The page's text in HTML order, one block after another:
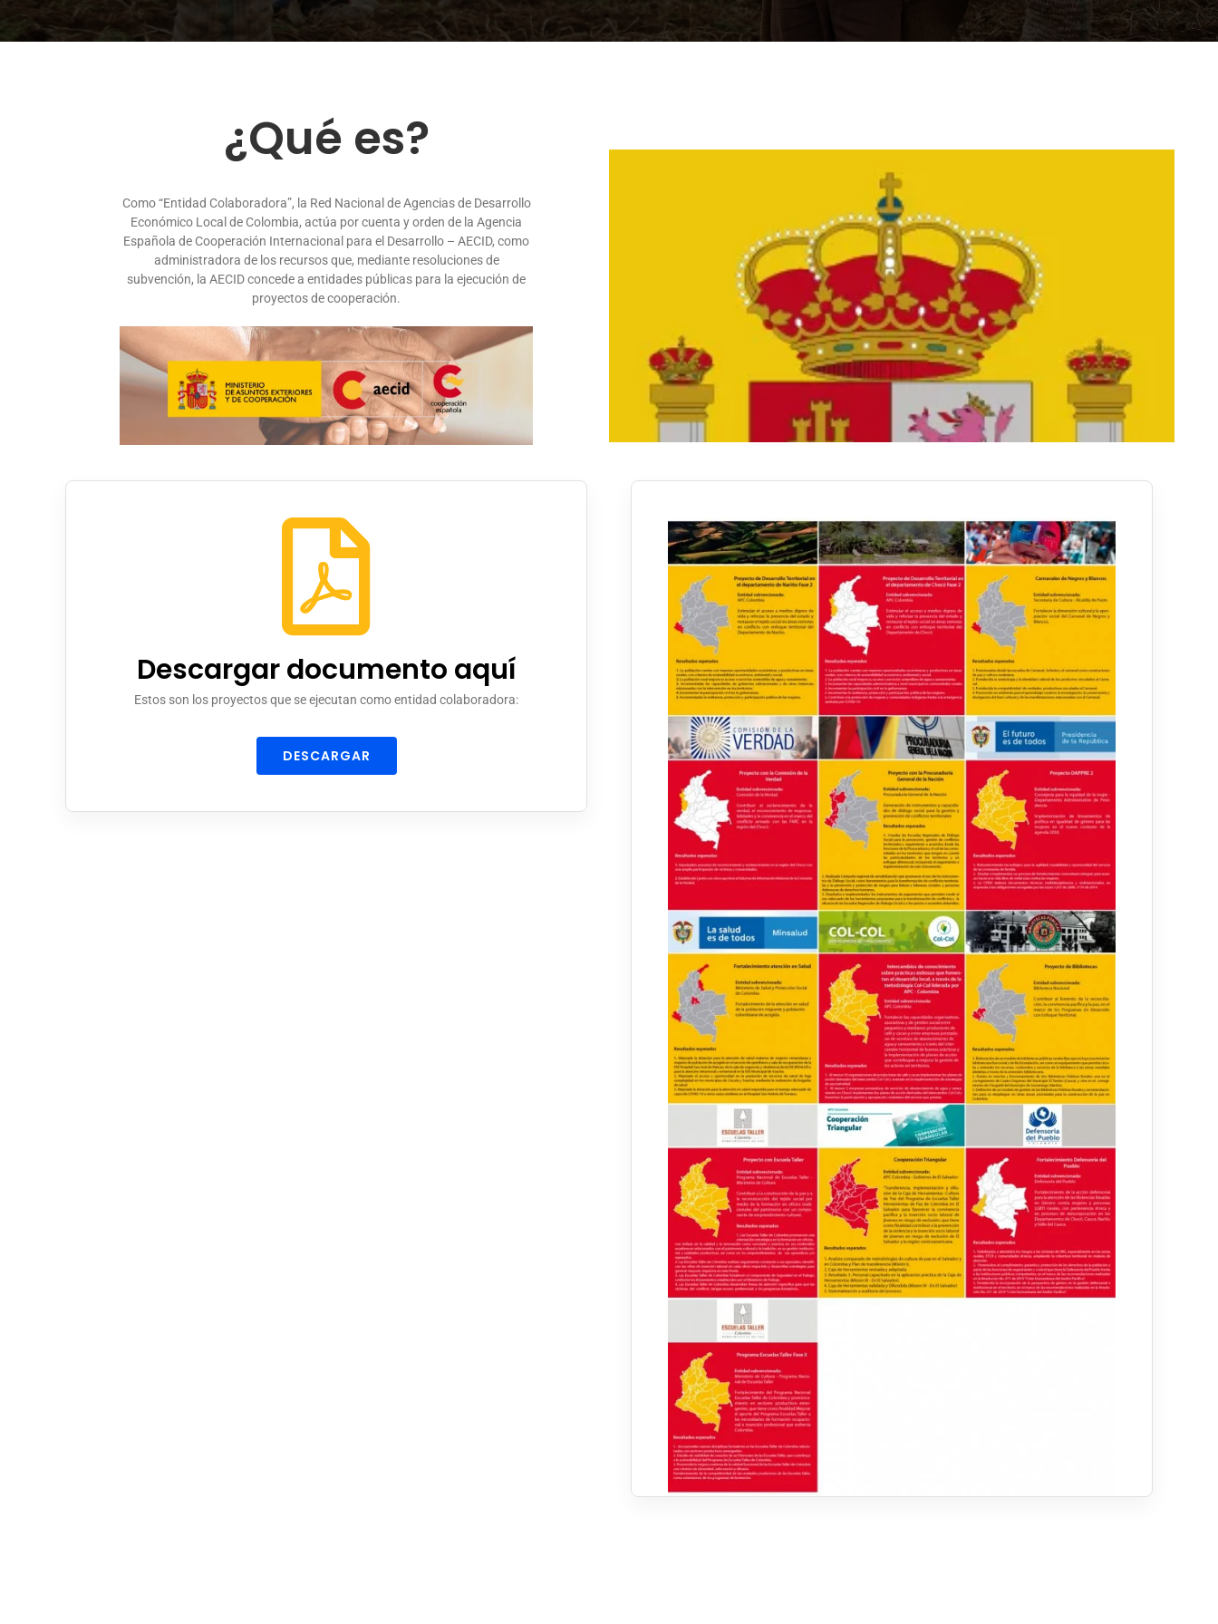
¿Qué es?
Como “Entidad Colaboradora”, la Red Nacional de Agencias de Desarrollo
Económico Local de Colombia, actúa por cuenta y orden de la Agencia
Española de Cooperación Internacional para el Desarrollo – AECID, como
administradora de los recursos que, mediante resoluciones de
subvención, la AECID concede a entidades públicas para la ejecución de
proyectos de cooperación.
Descargar documento aquí
Estos son los proyectos que se ejecutan como entidad colaboradora:
DESCARGAR